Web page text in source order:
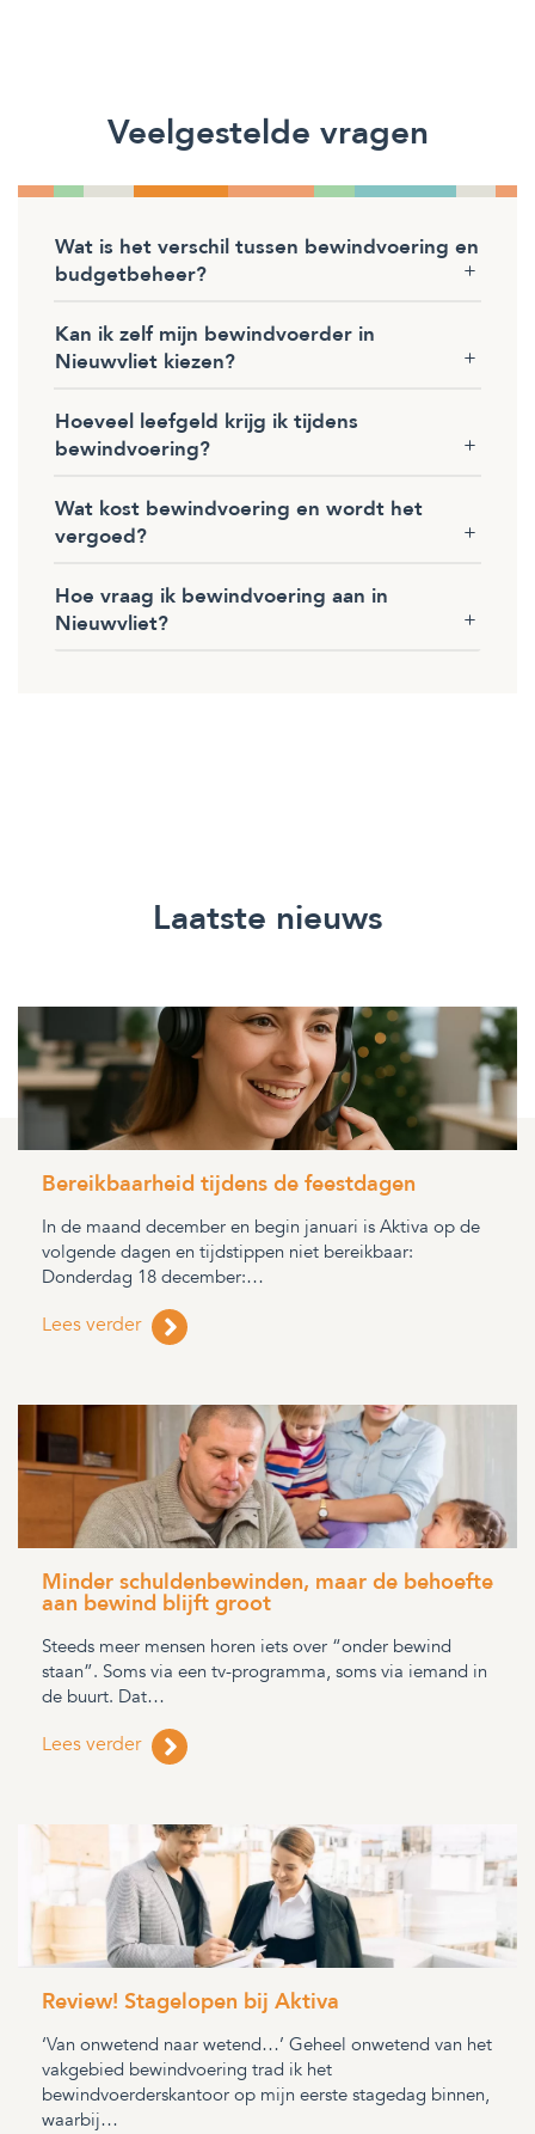
Veelgestelde vragen
Wat is het verschil tussen bewindvoering en
budgetbeheer?
Kan ik zelf mijn bewindvoerder in
Nieuwvliet kiezen?
Hoeveel leefgeld krijg ik tijdens
bewindvoering?
Wat kost bewindvoering en wordt het
vergoed?
Hoe vraag ik bewindvoering aan in
Nieuwvliet?
Laatste nieuws
Bereikbaarheid tijdens de feestdagen
In de maand december en begin januari is Aktiva op de
volgende dagen en tijdstippen niet bereikbaar:
Donderdag 18 december:…
Lees verder
Minder schuldenbewinden, maar de behoefte
aan bewind blijft groot
Steeds meer mensen horen iets over “onder bewind
staan”. Soms via een tv-programma, soms via iemand in
de buurt. Dat…
Lees verder
Review! Stagelopen bij Aktiva
‘Van onwetend naar wetend…’ Geheel onwetend van het
vakgebied bewindvoering trad ik het
bewindvoerderskantoor op mijn eerste stagedag binnen,
waarbij…